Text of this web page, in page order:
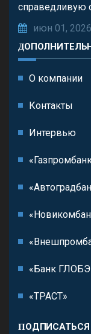
справедливую
июн 01, 2026
О компании
Контакты
Интервью
«Банк
«ТРАСТ»
ПОДПИСАТЬСЯ